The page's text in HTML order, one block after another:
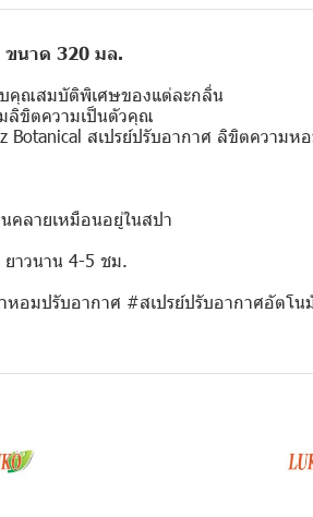
ขนาด 320 มล.
คุณสมบัติพิเศษของแต่ละกลิ่น
ลิขิตความเป็นตัวคุณ
สเปรย์ปรับอากาศ ลิขิตความห
คลายเหมือนอยู่ในสปา
าวนาน 4-5 ชม.
อมปรับอากาศ #สเปรย์ปรับอากาศอัตโน